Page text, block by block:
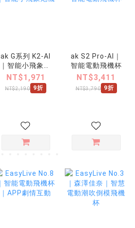
ak G系列 K2-AI
｜智能小飛象炮
機
NT$1,971
NT$2,190 9折
ak S2 Pro-AI｜
智能電動飛機杯
NT$3,411
NT$3,790 9折